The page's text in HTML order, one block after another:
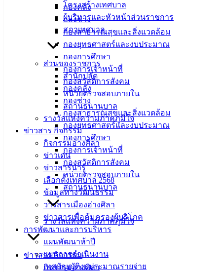
กองคลัง
กองช่าง
กองสาธารณสุขและสิ่งแวดล้อม
กองยุทธศาสตร์และงบประมาณ
กองการศึกษา
กองการเจ้าหน้าที่
กองสวัสดิการสังคม
หน่วยตรวจสอบภายใน
สถานธนานุบาล
รางวัลแห่งความภาคภูมิใจ
ข่าวสาร กิจกรรม
กิจกรรมอ่างศิลา
ข่าวเด่น
ข่าวสารน่ารู้
เลือกตั้งเทศบาล 2568
ข้อมูลทางวัฒนธรรม
วารสารเมืองอ่างศิลา
ข่าวสารเพื่อคุ้มครองผู้บริโภค
การพัฒนาและการบริหาร
แผนพัฒนาห้าปี
แผนการดำเนินงาน
เทศบัญญัติงบประมาณรายจ่าย
โครงสร้างเทศบาล
ผู้บริหารและหัวหน้าส่วนราชการ
สภาเทศบาล
ส่วนของราชการ
สำนักปลัด
กองคลัง
กองช่าง
กองสาธารณสุขและสิ่งแวดล้อม
กองยุทธศาสตร์และงบประมาณ
กองการศึกษา
กองการเจ้าหน้าที่
กองสวัสดิการสังคม
หน่วยตรวจสอบภายใน
สถานธนานุบาล
รางวัลแห่งความภาคภูมิใจ
ข่าวสาร กิจกรรม
กิจกรรมอ่างศิลา
กระบอกสูบไม่ต่ำกว่า 2,400 ซีซี แบบดับเบิ้ลแค็บ 4 คัน
ยกเลิกประกวดราคา รถบรรทุก (ดีเซล) แบบดับเบิ้ล
ยกเลิกประกวดราคา โครงการก่อสร้างถนนคอนก
รีตฯ แยก ซ.ห้วยกะปิ 17 ออกถนนข้าวหลาม
ยกเลิกประกวดราคาโครงการตรวจคัดกรองป้อง
กันโรคฯ “คนเมืองอ่าง สุขภาพดี”
ยกเลิกประกาศประกวดราคาติดตั้งระบบเสียงตาม
29 เม.ย. 2567 ยกเลิก ร่างประกาศและร่างเอกสารประกวดราคา
ซื้อรถบรรทุก ขนาด 1 ตัน แบบดับเบิ้ลแค็บ จำนวน 4 คัน
15 มี.ค. 2567 ยกเลิกประกวดราคา โครงการปรับปรุงถนนมิตร
สัมพันธ์พร้อมระบบความปลอดภัยทางถนน
22 ก.ย. 2566 ยกเลิกประกวดราคาก่อสร้างถนนคอนกรีต ซ.9
ประชาสุนทร
11 ก.ค. 2566 ยกเลิกประกวดราคาซื้อโครงการติดตั้งกล้อง
วงจรปิด (CCTV)
24 มี.ค. 2566 ยกเลิกประกาศ ประกวดราคาซื้อรถบรรทุก (ดีเซล)
ขนาด 1 ตัน ปริมาตรกระบอกสูบไม่ต่ำกว่า 2,400 ซีซี หรือกำลัง
เครื่องยนต์สูงสุดไม่ต่ำกว่า 110 กิโลวัตต์ ขับเคลื่อบ 2 ล้อ แบบ
ดับเบิ้ลแค็บ จำนวน 1 คัน ด้วยวิธีประกวดราคาอิเล็กทรอนิกส์ (e-